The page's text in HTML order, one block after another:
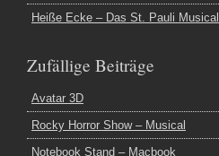
Heiße Ecke – Das St. Pauli Musical
Zufällige Beiträge
Avatar 3D
Rocky Horror Show – Musical
Notebook Stand – Macbook